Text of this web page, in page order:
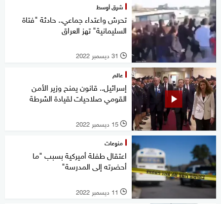
شرق أوسط
تحرش واعتداء جماعي.. حادثة "فتاة
السليمانية" تهز العراق
l 31 ديسمبر 2022
عالم
إسرائيل.. قانون يمنح وزير الأمن
القومي صلاحيات لقيادة الشرطة
l 15 ديسمبر 2022
منوعات
اعتقال طفلة أميركية بسبب "ما
أحضرته إلى المدرسة"
l 11 ديسمبر 2022